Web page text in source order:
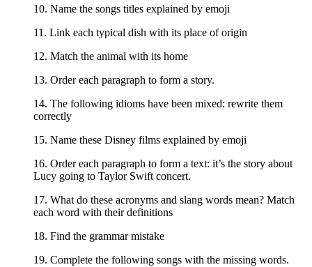
10. Name the songs titles explained by emoji
11. Link each typical dish with its place of origin
12. Match the animal with its home
13. Order each paragraph to form a story.
14. The following idioms have been mixed: rewrite them
correctly
15. Name these Disney films explained by emoji
16. Order each paragraph to form a text: it’s the story about
Lucy going to Taylor Swift concert.
17. What do these acronyms and slang words mean? Match
each word with their definitions
18. Find the grammar mistake
19. Complete the following songs with the missing words.